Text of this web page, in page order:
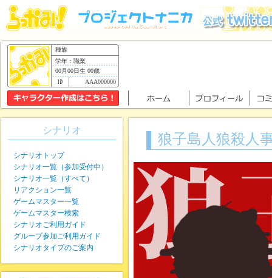
種族
学年：職業
00月00日生 00歳
AAA000000
狼子島人狼殺人
シナリオ
シナリオトップ
シナリオ一覧（参加受付中）
シナリオ一覧（すべて）
リアクション一覧
ゲームマスター一覧
ゲームマスター検索
シナリオご利用ガイド
グループ参加ご利用ガイド
シナリオタイプのご案内